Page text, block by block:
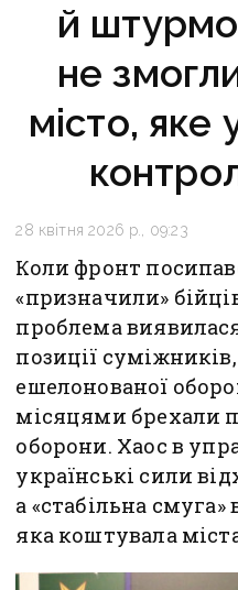
й
не
місто, яке
28 квітня 2026 р., 09:23
Коли фронт
«призначили»
проблема
позиції
ешелонованої
місяцями брехали
оборони. Хаос в
українські сили
а «стабільна
яка коштувала